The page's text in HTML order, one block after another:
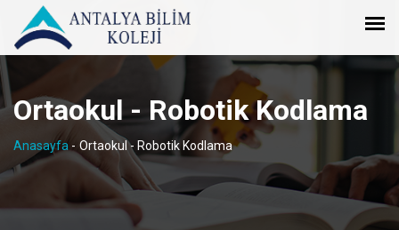
Ortaokul - Robotik Kodlama
Anasayfa - Ortaokul - Robotik Kodlama